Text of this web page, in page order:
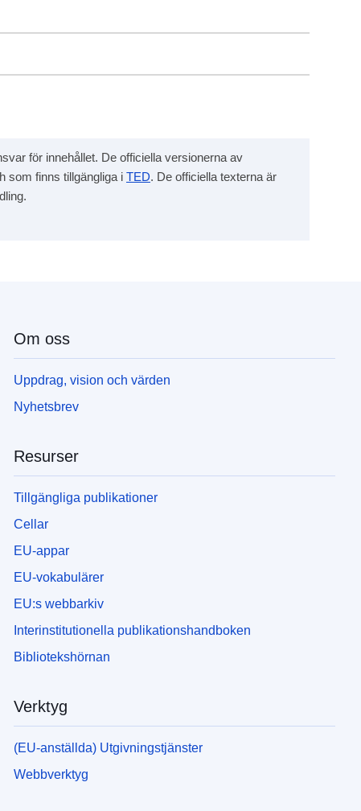
för innehållet. De officiella versionerna av
som finns tillgängliga i TED. De officiella texterna är
Om oss
Uppdrag, vision och värden
Nyhetsbrev
Resurser
Tillgängliga publikationer
Cellar
EU-appar
EU-vokabulärer
EU:s webbarkiv
Interinstitutionella publikationshandboken
Bibliotekshörnan
Verktyg
(EU-anställda) Utgivningstjänster
Webbverktyg